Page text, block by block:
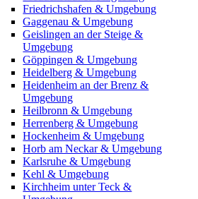
Friedrichshafen & Umgebung
Gaggenau & Umgebung
Geislingen an der Steige &
Umgebung
Göppingen & Umgebung
Heidelberg & Umgebung
Heidenheim an der Brenz &
Umgebung
Heilbronn & Umgebung
Herrenberg & Umgebung
Hockenheim & Umgebung
Horb am Neckar & Umgebung
Karlsruhe & Umgebung
Kehl & Umgebung
Kirchheim unter Teck &